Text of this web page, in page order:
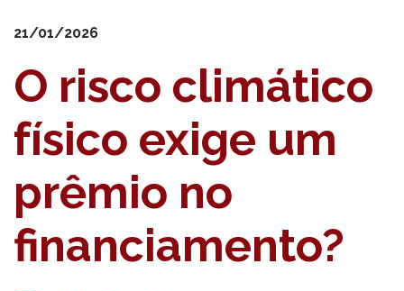
21/01/2026
O risco climático
físico exige um
prêmio no
financiamento?